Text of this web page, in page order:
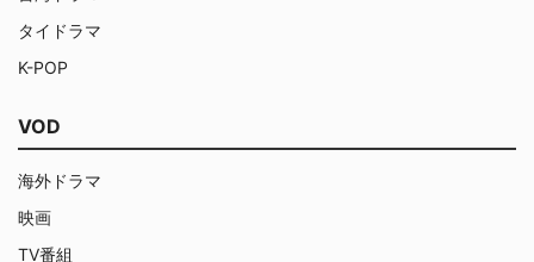
タイドラマ
K-POP
VOD
海外ドラマ
映画
TV番組